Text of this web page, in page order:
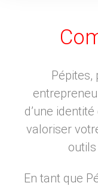
Pépites,
d’une
valoriser
En tant que